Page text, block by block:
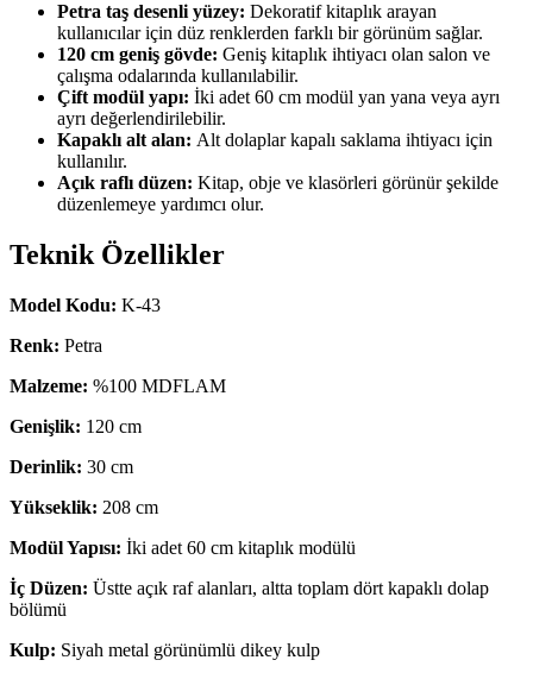
Petra taş desenli yüzey: Dekoratif kitaplık arayan
kullanıcılar için düz renklerden farklı bir görünüm sağlar.
120 cm geniş gövde: Geniş kitaplık ihtiyacı olan salon ve
çalışma odalarında kullanılabilir.
Çift modül yapı: İki adet 60 cm modül yan yana veya ayrı
ayrı değerlendirilebilir.
Kapaklı alt alan: Alt dolaplar kapalı saklama ihtiyacı için
kullanılır.
Açık raflı düzen: Kitap, obje ve klasörleri görünür şekilde
düzenlemeye yardımcı olur.
Teknik Özellikler
Model Kodu: K-43
Renk: Petra
Malzeme: %100 MDFLAM
Genişlik: 120 cm
Derinlik: 30 cm
Yükseklik: 208 cm
Modül Yapısı: İki adet 60 cm kitaplık modülü
İç Düzen: Üstte açık raf alanları, altta toplam dört kapaklı dolap
bölümü
Kulp: Siyah metal görünümlü dikey kulp